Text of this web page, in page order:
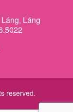
Láng
reserved.